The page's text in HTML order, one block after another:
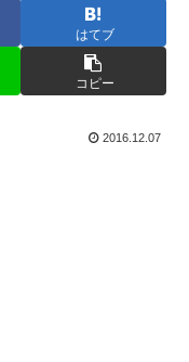
はてブ
コピー
2016.12.07